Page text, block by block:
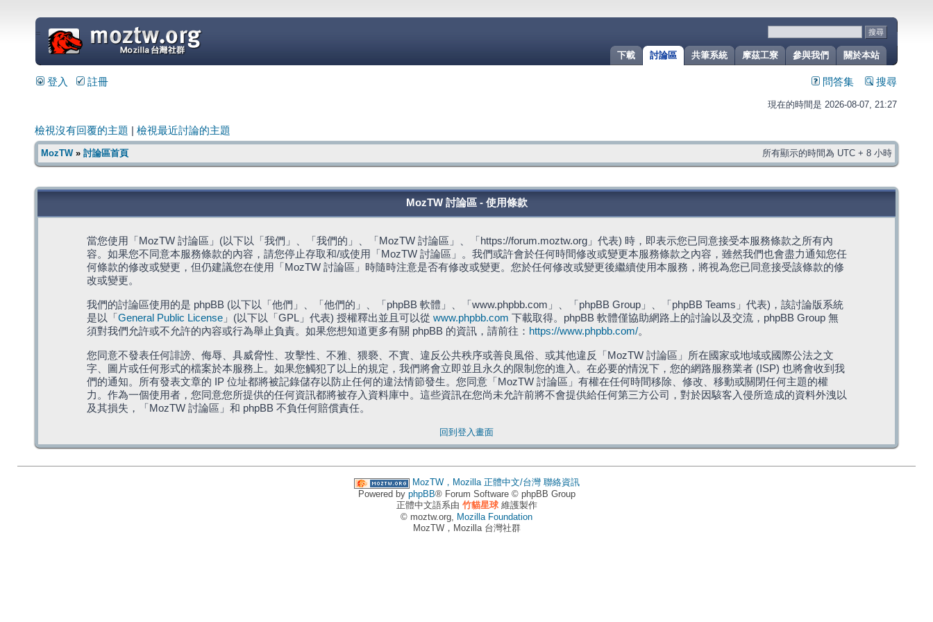
關於本站
參與我們
摩茲工寮
共筆系統
討論區
下載
=
登入 註冊 問答集 搜尋
現在的時間是 2026-08-07, 21:27
檢視沒有回覆的主題 檢視最近討論的主題
MozTW» 討論區首頁 所有顯示的時間為 UTC + 8 小時
MozTW 討論區 - 使用條款
當您使用「MozTW 討論區」(以下以「我們」、「我們的」、「MozTW 討論區」、「https://forum.moztw.org」代表) 時，即表示您已同意接受本服務條款之所有內
容。如果您不同意本服務條款的內容，請您停止存取和/或使用「MozTW 討論區」。我們或許會於任何時間修改或變更本服務條款之內容，雖然我們也會盡力通知您任
何條款的修改或變更，但仍建議您在使用「MozTW 討論區」時隨時注意是否有修改或變更。您於任何修改或變更後繼續使用本服務，將視為您已同意接受該條款的修
改或變更。
我們的討論區使用的是 phpBB (以下以「他們」、「他們的」、「phpBB 軟體」、「www.phpbb.com」、「phpBB Group」、「phpBB Teams」代表)，該討論版系統
是以「 General Public License」(以下以「GPL」代表) 授權釋出並且可以從 www.phpbb.com 下載取得。phpBB 軟體僅協助網路上的討論以及交流，phpBB Group 無
須對我們允許或不允許的內容或行為舉止負責。如果您想知道更多有關 phpBB 的資訊，請前往： https://www.phpbb.com/。
您同意不發表任何誹謗、侮辱、具威脅性、攻擊性、不雅、猥褻、不實、違反公共秩序或善良風俗、或其他違反「MozTW 討論區」所在國家或地域或國際公法之文
字、圖片或任何形式的檔案於本服務上。如果您觸犯了以上的規定，我們將會立即並且永久的限制您的進入。在必要的情況下，您的網路服務業者 (ISP) 也將會收到我
們的通知。所有發表文章的 IP 位址都將被記錄儲存以防止任何的違法情節發生。您同意「MozTW 討論區」有權在任何時間移除、修改、移動或關閉任何主題的權
力。作為一個使用者，您同意您所提供的任何資訊都將被存入資料庫中。這些資訊在您尚未允許前將不會提供給任何第三方公司，對於因駭客入侵所造成的資料外洩以
及其損失，「MozTW 討論區」和 phpBB 不負任何賠償責任。
回到登入畫面
MozTW，Mozilla 正體中文/台灣 聯絡資訊
Powered by phpBB® Forum Software © phpBB Group
正體中文語系由 竹貓星球維護製作
© moztw.org, Mozilla Foundation
MozTW，Mozilla 台灣社群